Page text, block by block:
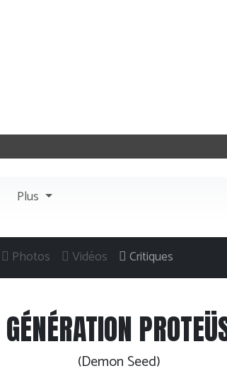
Plus
Photos Vidéos Critiques
GÉNÉRATION
(Demon Seed)